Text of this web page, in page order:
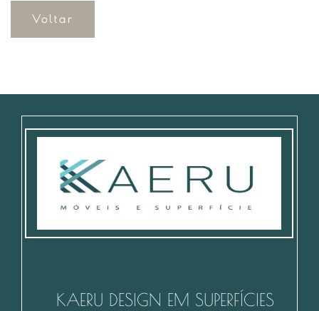
Voltar
KAERU DESIGN EM SUPERFÍCIES